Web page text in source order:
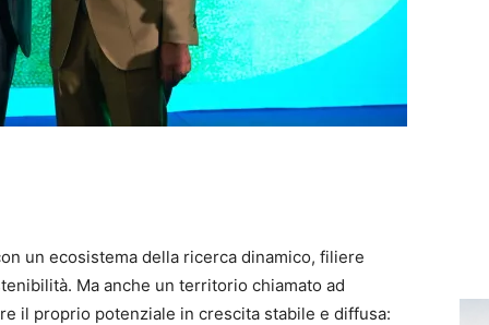
un ecosistema della ricerca dinamico, filiere
Ma anche un territorio chiamato ad
il proprio potenziale in crescita stabile e diffusa: